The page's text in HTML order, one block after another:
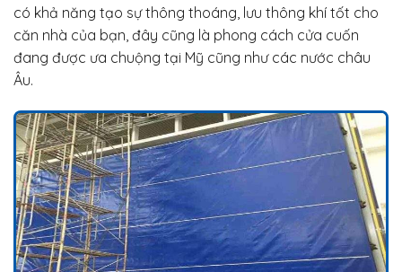
có khả năng tạo sự thông thoáng, lưu thông khí tốt cho
căn nhà của bạn, đây cũng là phong cách cửa cuốn
đang được ưa chuộng tại Mỹ cũng như các nước châu
Âu.